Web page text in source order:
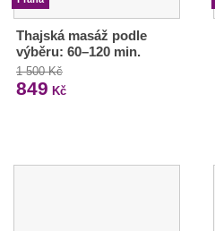
Thajská masáž podle
výběru: 60–120 min.
1 500 Kč
849 Kč